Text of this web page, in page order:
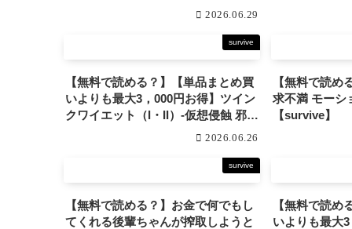
2026.06.29
survive
【無料で読める？】【単品まとめ買
いよりも最大3，000円お得】ツイン
クワイエット（I・II）-仮想侵蝕 邪悪
に染まる刻-モーションコミック版
2026.06.26
【無料で読め
求不満 モーションコミック版
【survive】
survive
【無料で読める？】お金で何でもし
てくれる後輩ちゃんが搾取しようと
【無料で読め
いよりも最大